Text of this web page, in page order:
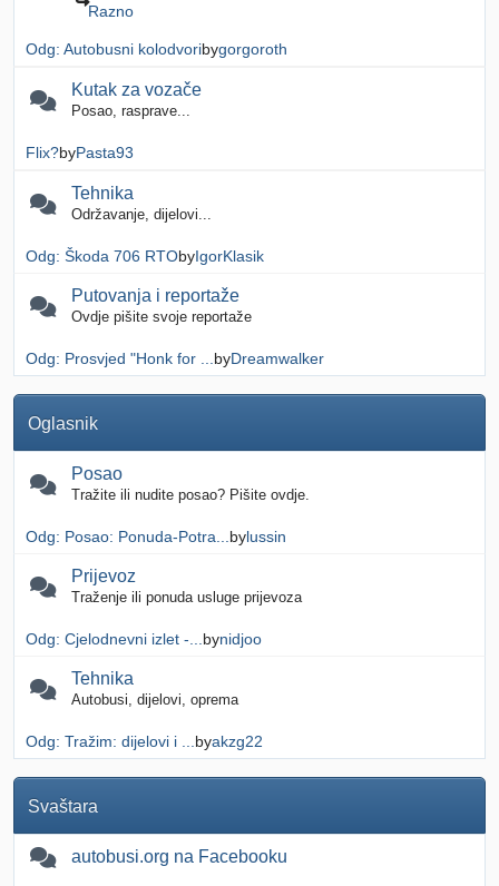
Razno
Odg: Autobusni kolodvoribygorgoroth
Kutak za vozače
Posao, rasprave...
Flix?byPasta93
Tehnika
Održavanje, dijelovi...
Odg: Škoda 706 RTObyIgorKlasik
Putovanja i reportaže
Ovdje pišite svoje reportaže
Odg: Prosvjed "Honk for ... byDreamwalker
Oglasnik
Posao
Tražite ili nudite posao? Pišite ovdje.
Odg: Posao: Ponuda-Potra... bylussin
Prijevoz
Traženje ili ponuda usluge prijevoza
Odg: Cjelodnevni izlet -... bynidjoo
Tehnika
Autobusi, dijelovi, oprema
Odg: Tražim: dijelovi i ... byakzg22
Svaštara
autobusi.org na Facebooku